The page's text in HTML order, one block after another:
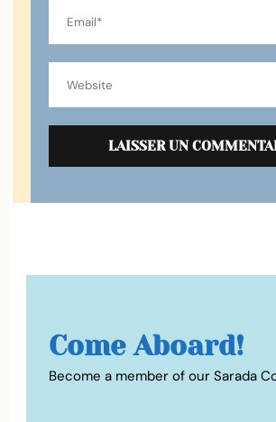
Come Aboard!
Become a member of our Sarada